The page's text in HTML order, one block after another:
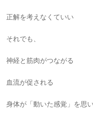
正解を考えなくていい
それでも、
神経と筋肉がつながる
血流が促される
身体が「動いた感覚」を思